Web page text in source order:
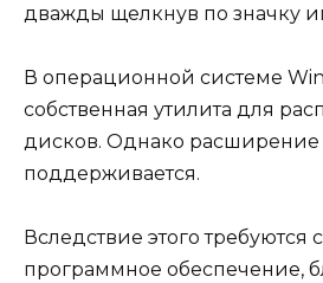
дважды щелкнув по значку
В операционной системе
собственная утилита для
дисков. Однако расширение
поддерживается.
Вследствие этого требуются
программное обеспечение,